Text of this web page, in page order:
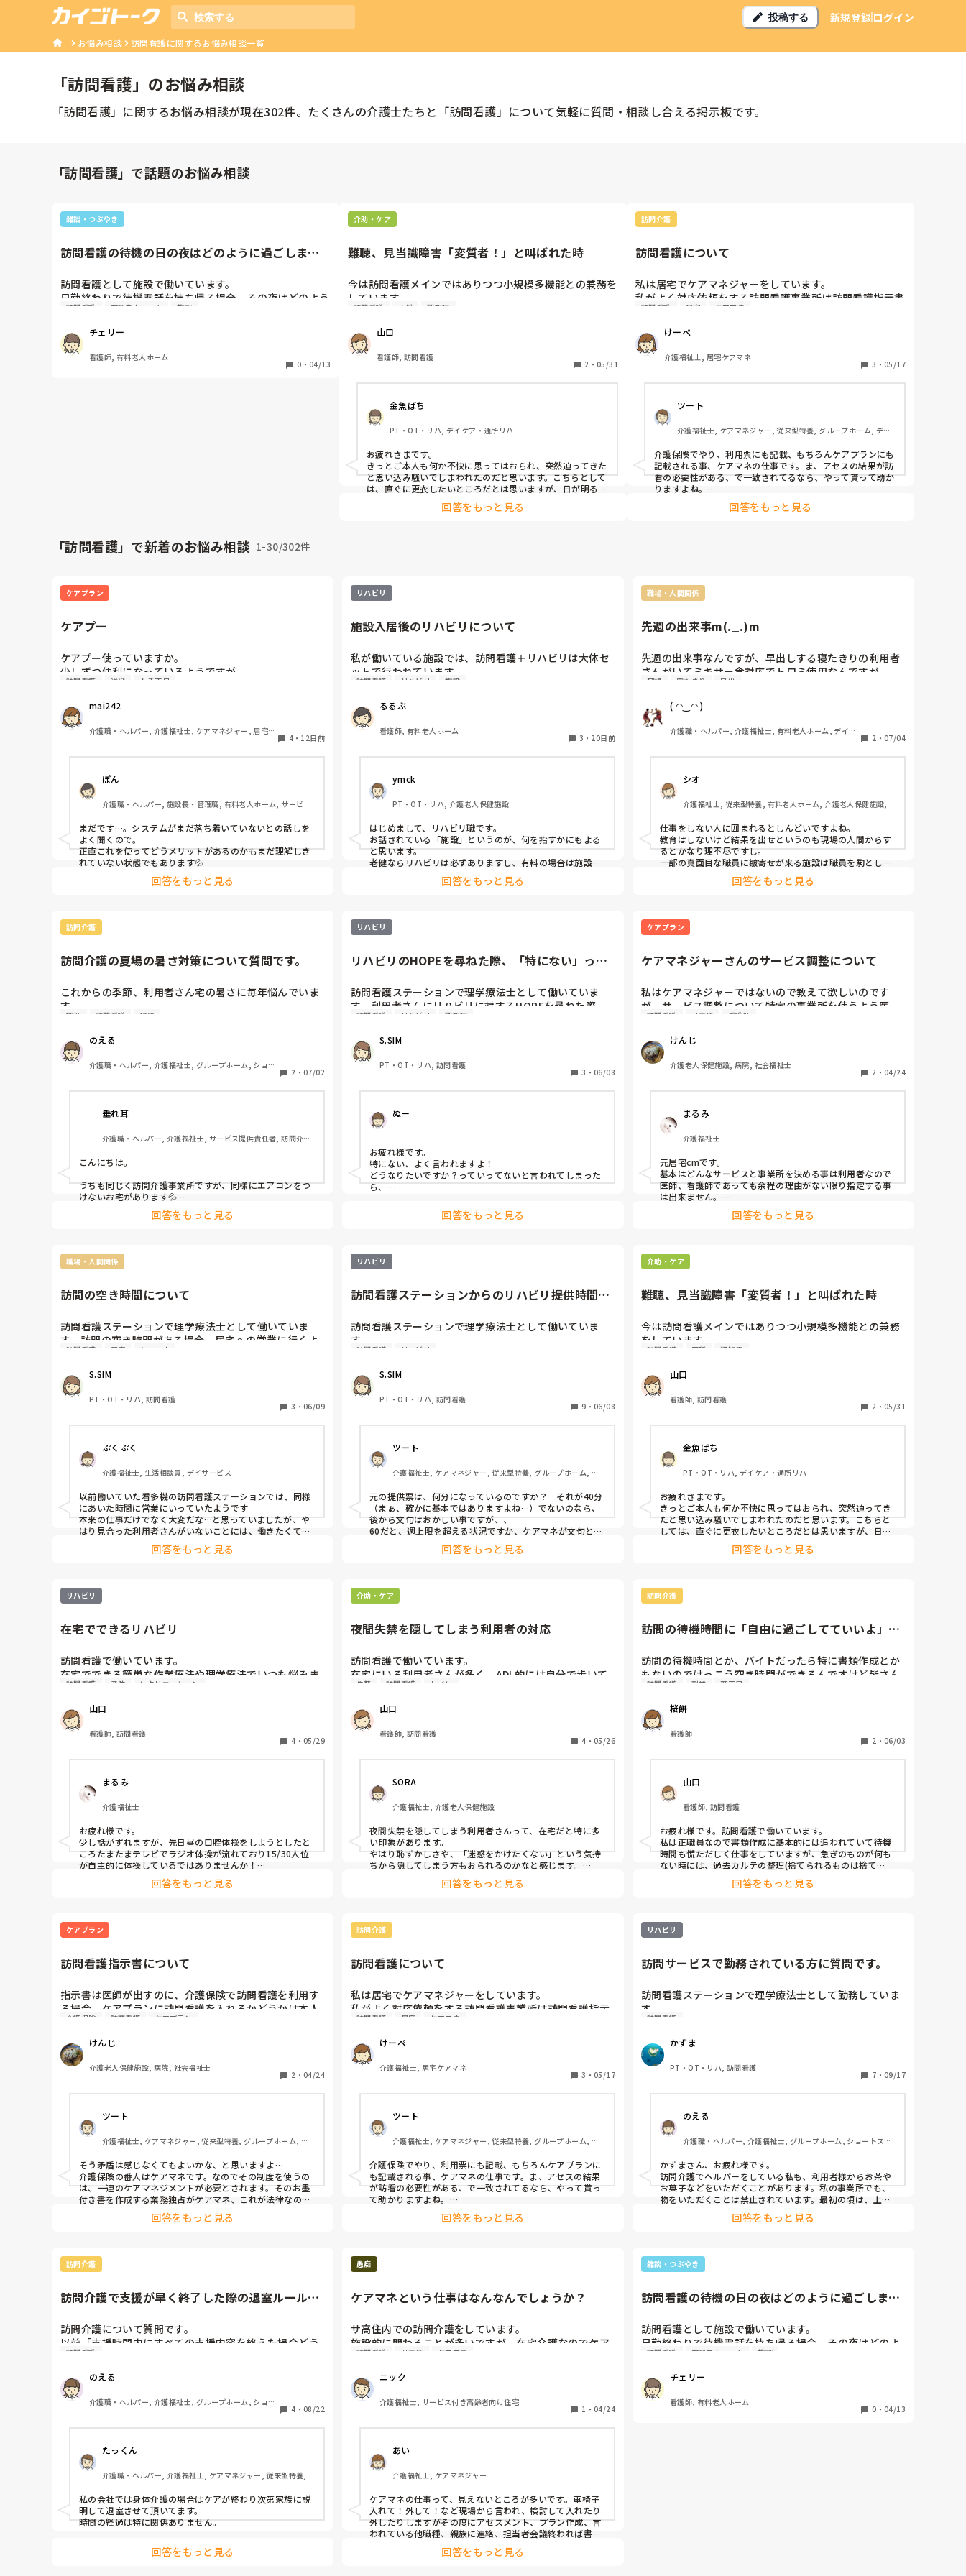
投稿する 新規登録ログイン
お悩み相談 訪問看護に関するお悩み相談一覧
「訪問看護」のお悩み相談
「訪問看護」に関するお悩み相談が現在302件。たくさんの介護士たちと「訪問看護」について気軽に質問・相談し合える掲示板です。
「訪問看護」で話題のお悩み相談
雑談・つぶやき
訪問看護の待機の日の夜はどのように過ごします
訪問看護として施設で働いています。
日勤終わりで待機電話を持ち帰る場合、その夜はどのよう
私はなるべくいつもより早くお風呂に入り、寝る準備をし
ますが、その時に限って呼び出しがありまたお風呂に入る
ということがあります。
訪問看護 有料老人ホーム 施設
チェリー
看護師, 有料老人ホーム
0 ・ 04/13
介助・ケア
難聴、見当識障害「変質者！」と叫ばれた時
今は訪問看護メインではありつつ小規模多機能との兼務を
しています。
夜勤中、見回りに行くと認知症の不穏の患者様が起きてし
まい、「変質者！」と騒がれました。
難聴で耳が遠く、部屋に入った瞬間に便臭がしており失禁
していることは明確でした。
な声で話さないと伝わらないため非常に困りました。
耳が遠く見当識障害ありでパニックになりやすい人の場
合、いくら基本は在宅の仕事といえど今後もあるだろうな
と思いもやっとします。
こういう人への対応はどうすると良いと思いますか？
訪問看護 不穏 認知症
山口
看護師, 訪問看護
2 ・ 05/31
金魚ばち
PT・OT・リハ, デイケア・通所リハ
お疲れさまです。
きっとご本人も何か不快に思ってはおられ、突然迫ってきた
と思い込み騒いでしまわれたのだと思います。こちらとして
は、直ぐに更衣したいところだとは思いますが、日が明るく
なるまで待つほうが、人の気配があることから、不安感も少
なくなるため、行動の誘導がしやすいと思います。
回答をもっと見る
訪問介護
訪問看護について
私は居宅でケアマネジャーをしています。
私がよく対応依頼をする訪問看護事業所は訪問看護指示書
本来はケアマネジャーが病院と連携し発行依頼するもので
訪問看護 居宅 ケアマネ
けーぺ
介護福祉士, 居宅ケアマネ
3 ・ 05/17
ツート
介護福祉士, ケアマネジャー, 従来型特養, グループホーム, デイ
介護保険でやり、利用票にも記載、もちろんケアプランにも
記載される事、ケアマネの仕事です。ま、アセスの結果が訪
看の必要性がある、で一致されてるなら、やって貰って助か
りますよね。
ただ、保険者は大丈夫なとこ＝市町村ですかね、、
ケアマネが、医師の意向確認して、のケアマネジメントの流
回答をもっと見る
「訪問看護」で新着のお悩み相談 1-30/302件
ケアプラン
ケアプー
ケアプー使っていますか。
少しずつ便利になっているようですが、
が、訪問看護や通所介護の送迎減算などでエラーが出ま
した。
訪問看護 送迎 人手不足
mai242
介護職・ヘルパー, 介護福祉士, ケアマネジャー, 居宅ケ
4・ 12日前
ぽん
介護職・ヘルパー, 施設長・管理職, 有料老人ホーム, サービス
祉関連, 障害者支援施設
まだです…。システムがまだ落ち着いていないとの話しを
よく聞くので。
正直これを使ってどうメリットがあるのかもまだ理解しき
れていない状態でもあります💦
回答をもっと見る
リハビリ
施設入居後のリハビリについて
私が働いている施設では、訪問看護＋リハビリは大体セ
ットで行われています。
持目的など違いますが、施設に入ったらリハビリを介入
しないことの方が多いのでしょうか？
ぜひ教えてください！
訪問看護 リハビリ 施設
るるぶ
看護師, 有料老人ホーム
3 ・ 20日前
ymck
PT・OT・リハ, 介護老人保健施設
はじめまして、リハビリ職です。
お話されている「施設」というのが、何を指すかにもよる
と思います。
老健ならリハビリは必ずありますし、有料の場合は施設に
よりけりかと思います。そもそも、施設入所の目的次第で
サービスを選ぶものだと思うので、それによってリハビリ
回答をもっと見る
職場・人間関係
先週の出来事m(._.)m
先週の出来事なんですが、早出しする寝たきりの利用者
さんがいてミキサー食対応でトロミ使用なんですが、
フが寝たきりの利用者のオムツ交換に入ろうと、居室に
行くと寝たきりの利用者がチアノーゼになっている。
ベッドは何故かフラットのままᕦ(ò_óˇ)ᕤ
慌てて訪看に連絡入れ事なきを得るᕦ(ò_óˇ)ᕤ
咽喉の奥にトロミがへばりついていたらしく吸引対応。
た本人はケロッとして、夜勤入りの私に申し送る
ᕦ(ò_óˇ)ᕤ
管理者は一切関係ないみたいですけどm(._.)m
当の本人は一切反省ないᕦ(ò_óˇ)ᕤ
ショート利用の認知症の利用者の対応を誤り不穏にさせ
る。娘さんが迎えに来て帰すと言う事を先月したのも
不問らしく、何でもありなんだと再認識するところだっ
社長の無駄話がやたら長い朝礼ᕦ(ò_óˇ)ᕤ
う事しかしてないから、ポンコツ管理者続々と誕生
ᕦ(ò_óˇ)ᕤ
お花畑の理想論で介護はできませんm(._.)m
理想 寝たきり 早出
( ◠‿◠ )
介護職・ヘルパー, 介護福祉士, 有料老人ホーム, デイサ
2 ・ 07/04
シオ
介護福祉士, 従来型特養, 有料老人ホーム, 介護老人保健施設,
設, 小規模多機能型居宅介護
仕事をしない人に囲まれるとしんどいですよね。
教育はしないけど結果を出せというのも現場の人間からす
るとかなり理不尽ですし。
一部の真面目な職員に皺寄せが来る施設は職員を駒として
しか見てないですよね😞回答をもっと見る
訪問介護
訪問介護の夏場の暑さ対策について質問です。
これからの季節、利用者さん宅の暑さに毎年悩んでいま
す。
エアコンをつけない利用者さんや、「ヘルパーがいる間
だけ」とつけてくださる方もいます。熱中症の危険があ
る時は声掛けをしてつけていただくこともありますが、
帰るとすぐ消してしまう方も少なくありません。
にはエアコンがなく、とても暑いお宅もあります。調理
にびっしょりになってしまうこともあります。
皆さんは、この時期どのように対応されていますか？
利用者さんへのエアコンの声掛けや、ご自身の暑さ対
策、調理支援中の工夫などがあれば教えていただきたい
調理 訪問看護 掃除
のえる
介護職・ヘルパー, 介護福祉士, グループホーム, ショー
2 ・ 07/02
垂れ耳
介護職・ヘルパー, 介護福祉士, サービス提供責任者, 訪問介護,
こんにちは。
うちも同じく訪問介護事業所ですが、同様にエアコンをつ
けないお宅があります💦
理由は色々ありますが、本人様が極度の寒がり・暑がり
いですね…
年のいわゆる酷暑日なんかにノーエアコンだと、共倒れす
るリスクがあるので、そういうときは「今、室内が〇度に
ねない」といった声かけをご利用者にしたうえで、エアコ
ンをつけさせていただきます。
替えくらいですね^^;
ちなみに自分は汗っかきなんで、夏場は汗ふきシートが欠
かせません(｀･ω･´)ｷﾘｯ
回答をもっと見る
リハビリ
リハビリのHOPEを尋ねた際、「特にない」って
訪問看護ステーションで理学療法士として働いていま
す。利用者さんにリハビリに対するHOPEを尋ねた際、
ています。
皆様は似た経験ありますでしょうか。ある方は、どのよ
うに対応されていますか？
ご意見いただけると幸いです。
訪問看護 リハビリ 認知症
S.SIM
PT・OT・リハ, 訪問看護
3 ・ 06/08
ぬー
お疲れ様です。
特にない、よく言われますよ！
どうなりたいですか？っていってないと言われてしまった
ら、
回答をもっと見る
ケアプラン
ケアマネジャーさんのサービス調整について
私はケアマネジャーではないので教えて欲しいのです
が、サービス調整について特定の事業所を使うよう医
サービス付き高齢者向け住宅での訪問看護の不適切利用
が一時期問題視され、今回の診療報酬改定でかなり細か
くなりましたね。
訪問看護 サ高住 看護師
けんじ
介護老人保健施設, 病院, 社会福祉士
2 ・ 04/24
まるみ
介護福祉士
元居宅cmです。
基本はどんなサービスと事業所を決める事は利用者なので
医師、看護師であっても余程の理由がない限り指定する事
は出来ません。
居宅cmの事業所も特定のサービス事業所に偏って依頼して
いる場合は80%超えると居宅支援事業所としての報酬から
回答をもっと見る
職場・人間関係
訪問の空き時間について
訪問看護ステーションで理学療法士として働いていま
す。訪問の空き時間がある場合、居宅への営業に行くよ
このような営業活動は、他の事業所でも行っているので
しょうか？
訪問看護 居宅 ケアマネ
S.SIM
PT・OT・リハ, 訪問看護
3 ・ 06/09
ぷくぷく
介護福祉士, 生活相談員, デイサービス
以前働いていた看多機の訪問看護ステーションでは、同様
にあいた時間に営業にいっていたようです
本来の仕事だけでなく大変だな…と思っていましたが、や
はり見合った利用者さんがいないことには、働きたくても
入るところがないとか赤字になるとか…あるかと思います
会社としても、あいてる時間なら少しでも…とあるのでは
回答をもっと見る
リハビリ
訪問看護ステーションからのリハビリ提供時間に
訪問看護ステーションで理学療法士として働いていま
す。
す。よくケアマネから、「他の所はどこも40分でリハビ
リやってるんですけどね」と言われますが、やはり40分
介入の所が多いのでしょうか？
たまに、「なんで60分もやるんだ」とケアマネから文句
皆さんの所はどうですか？
教えてください！
訪問看護 リハビリ
S.SIM
PT・OT・リハ, 訪問看護
9 ・ 06/08
ツート
介護福祉士, ケアマネジャー, 従来型特養, グループホーム, デ
元の提供票は、何分になっているのですか？　それが40分
（まぁ、確かに基本ではありますよね…）でないのなら、
後から文句はおかしい事ですが、、
60だと、週上限を超える状況ですか、ケアマネが文句と言
われているので…　リハ計画では、目標に向けての項目
は、何分で作成しておられますか？　それが本当に必要で
文句…こんな流れは事業所目線、ケアマネ視線両方から正
しくないですが…
回答をもっと見る
介助・ケア
難聴、見当識障害「変質者！」と叫ばれた時
今は訪問看護メインではありつつ小規模多機能との兼務
をしています。
夜勤中、見回りに行くと認知症の不穏の患者様が起きて
しまい、「変質者！」と騒がれました。
難聴で耳が遠く、部屋に入った瞬間に便臭がしており失
禁していることは明確でした。
きな声で話さないと伝わらないため非常に困りました。
耳が遠く見当識障害ありでパニックになりやすい人の場
合、いくら基本は在宅の仕事といえど今後もあるだろう
なと思いもやっとします。
こういう人への対応はどうすると良いと思いますか？
訪問看護 不穏 認知症
山口
看護師, 訪問看護
2 ・ 05/31
金魚ばち
PT・OT・リハ, デイケア・通所リハ
お疲れさまです。
きっとご本人も何か不快に思ってはおられ、突然迫ってき
たと思い込み騒いでしまわれたのだと思います。こちらと
しては、直ぐに更衣したいところだとは思いますが、日が
明るくなるまで待つほうが、人の気配があることから、不
安感も少なくなるため、行動の誘導がしやすいと思いま
可能だと思いますので、私が昔夜勤をしていたときは、朝
まで待ちました。
ともあります。
ご参考になれば幸いです。
回答をもっと見る
リハビリ
在宅でできるリハビリ
訪問看護で働いています。
在宅でできる簡単な作業療法や理学療法でいつも悩みま
一般的なパンフレットの転倒予防体操などは勧めていま
すがあまり関心を持ってもらえなかったり、「私には必
要ない」と実施してもらえなかったり・・・。
そしてそういう人に限って転倒しやすかったり、思わぬ
怪我につながりやすくなったりするんですよね。
宅だとやらないという人も結構いる気がします。
・歩けるけど転倒が増えた
・高齢で筋肉が落ちてきている
・認知症なし〜日常会話は問題ない程度の認知力
の利用者さんのリハビリ、何かアドバイスや案をくださ
い！
何か楽しんでできそうなレク性のあるものや訪問時だけ
でなく日頃から継続できそうなもの、ないですか？
訪問看護 予防 レクリエーション
山口
看護師, 訪問看護
4 ・ 05/29
まるみ
介護福祉士
お疲れ様です。
少し話がずれますが、先日昼の口腔体操をしようとしたと
ころたまたまテレビでラジオ体操が流れており15/30人位
が自主的に体操しているではありませんか！
ビックリでしたが良い事だと思ったので口腔体操を辞めま
るのも手かもしれませんよ。
回答をもっと見る
介助・ケア
夜間失禁を隠してしまう利用者の対応
訪問看護で働いています。
在宅にいる利用者さんが多く、ADL的には自分で歩いて
ですが、夜間失禁が増えた等で布団や衣類が汚れている
にも関わらずそれを隠して、異臭を放っている方が多数
います。
隠したい気持ちもわからなくはないですが、家の中がデ
ンジャラス宝探し状態です。
夫や声かけの仕方など、どうしたら良いでしょうか。
失禁 訪問看護 トイレ
山口
看護師, 訪問看護
4 ・ 05/26
SORA
介護福祉士, 介護老人保健施設
夜間失禁を隠してしまう利用者さんって、在宅だと特に多
い印象があります。
やはり恥ずかしさや、「迷惑をかけたくない」という気持
ちから隠してしまう方もおられるのかなと感じます。
私なら、最初から「臭っていますよ」「汚れていますよ」
と強く伝えるより、「最近夜間どうですか？困っているこ
また、失禁を責めるのではなく、「夜だけパッドを変えて
みませんか」「洗いやすい物に変えてみましょうか」な
らいやすい印象があります。
本当にデリケートな問題なので、信頼関係や声かけのタイ
回答をもっと見る
訪問介護
訪問の待機時間に「自由に過ごしてていいよ」は
訪問の待機時間とか、バイトだったら特に書類作成とか
もないのでけっこう空き時間ができるんですけど皆さん
何かありますかと聞いても「ゆっくりしててくれたらい
いよー」とか言われるんでスマホ見てたら別部署からク
レームが来たから気をつけてとか言われることがありま
注意されてるわけではなくて、あくまでも形式上みたい
そりスマホ見るのは構わないよ。うち暇なんだよね。」
といった感じでどうしたらいいのか困ります。
「あいついっつもステーションにいるじゃん」みたいな
感じで言われるんだと思いますが、訪問入ってないしバ
イトなんで職員用の鍵ももらえないんで自由に動けずス
テーションで待機するしかないんですよね。(ステーショ
ンを出るにもパスキーがいる所です)
参考書みたいな本を持ち込んだら多少違いますかね…。
最近は待機時間にも行程を入れてくれてたりするんです
が簡単な用事でそれもすぐに終わります。
訪問看護 副業 理不尽
桜餅
看護師
2 ・ 06/03
山口
看護師, 訪問看護
お疲れ様です。訪問看護で働いています。
私は正職員なので書類作成に基本的には追われていて待機
時間も慌ただしく仕事をしていますが、急ぎのものが何も
ない時には、過去カルテの整理(捨てられるものは捨て
る)、物品庫の整理(意外と期限切れとかがある)、掃除(消毒
など、嘔吐対策や感染対策グッズの整理点検も)、あとは調
訪問後の情報や記録の整理も受診の信情報提供に役立つこ
とがあるので、受け持ちの方ではなくても情報提供書にま
し送ることもあります。
待機用のファイルに修了した利用者さんの情報がまだ入っ
あとは一般的な体操やリハビリパンフレットなどを見つけ
て印刷しておくと他の方も使えていいかもしれません。
自分の仕事、ではなくステーションの仕事としてやること
参考になれば幸いです。
回答をもっと見る
ケアプラン
訪問看護指示書について
指示書は医師が出すのに、介護保険で訪問看護を利用す
る場合、ケアプランに訪問看護を入れるかどうかは本人
なんか矛盾を感じます。
介護保険 訪問看護 ケアプラン
けんじ
介護老人保健施設, 病院, 社会福祉士
2 ・ 04/24
ツート
介護福祉士, ケアマネジャー, 従来型特養, グループホーム, デ
そう矛盾は感じなくてもよいかな、と思いますよ…
介護保険の番人はケアマネです。なのでその制度を使うの
は、一連のケアマネジメントが必要とされます。そのお墨
付き書を作成する業務独占がケアマネ、これが法律なの
そして、ドクターの指示書を出してもらう、、これもケア
て下さるわけです。つまり、方向性＝ベクトルは同じで
す。
ース、また逆に医師はOKでも、ケアマネがまだ不要、また
は他のサービス利用が望ましいなどのアセスメント結果
ただ、基本は利用者様様の、ご家族の思いは、医師、ケア
マネともに尊重する事でよりよい業務上の利点も得られる
ので、わざわざ否定を先に考えるような事はしないです
しかし、何にでも例外はつきものですが、これは長くなり
ますから、指が疲れるので打てません…
回答をもっと見る
訪問介護
訪問看護について
私は居宅でケアマネジャーをしています。
私がよく対応依頼をする訪問看護事業所は訪問看護指示
本来はケアマネジャーが病院と連携し発行依頼するもの
訪問看護 居宅 ケアマネ
けーぺ
介護福祉士, 居宅ケアマネ
3 ・ 05/17
ツート
介護福祉士, ケアマネジャー, 従来型特養, グループホーム, デ
介護保険でやり、利用票にも記載、もちろんケアプランに
も記載される事、ケアマネの仕事です。ま、アセスの結果
が訪看の必要性がある、で一致されてるなら、やって貰っ
て助かりますよね。
ただ、保険者は大丈夫なとこ＝市町村ですかね、、
ケアマネが、医師の意向確認して、のケアマネジメントの
とは思いますが…
回答をもっと見る
リハビリ
訪問サービスで勤務されている方に質問です。
訪問看護ステーションで理学療法士として勤務していま
す。
用者様を担当しています。かなり厳格な方で、「いつも
助かってるから」と、毎回だしてくださります。
会社としてはいただくことはアウトのルールですが、毎
回準備してくださっているので、断る方が失礼で信頼関
係も壊れる原因になるかなと考えています。ましてや、
に準備してくださっています。
訪問サービスで勤務されている方で、同じような経験や
現在進行形で悩まれている方はいらっしゃいますか？
また、どのように対応していますか？
訪問看護
かずま
PT・OT・リハ, 訪問看護
7 ・ 09/17
のえる
介護職・ヘルパー, 介護福祉士, グループホーム, ショートステ
能型居宅介護
かずまさん、お疲れ様です。
訪問介護でヘルパーをしている私も、利用者様からお茶や
お菓子などをいただくことがあります。私の事業所でも、
物をいただくことは禁止されています。最初の頃は、上手
にお断りできずに悩むこともありました。「自分がもらっ
ていても、他のヘルパーは断っているのではないか？」
そこで上司に相談し、ヘルパー全体で物をいただくことが
NGであることを改めて会議で周知してもらいました。断り
あまり続くと利用停止になることもある、と少し強めにお
伝えしています。最初は不満を持たれる方もいましたが、
得してくださり、「お茶も出さなくてごめんね、でも決ま
りだもんね」と言ってくださることもあります。そのお気
持ちは嬉しいので、感謝の言葉を伝えつつ、角が立たない
職種は違いますが、私も同じように悩んでいたので、読ん
でいて思わず「わかる…！」と声に出してしまいました。
ぜひ参考になさってください。
回答をもっと見る
訪問介護
訪問介護で支援が早く終了した際の退室ルール、
訪問介護について質問です。
以前「支援時間内にすべての支援内容を終えた場合どう
回も関連してお聞きしたいことがあります。
先日、上司から「時間内に支援が終わった場合は、利用
者様に了承をいただければ退室してよい」と説明を受け
ました。ただし条件があり、たとえば身体介護60分であ
20分経過していればOK、とのことでした。
私はそのようなルールを知らなかったので正直驚きまし
た。
皆さんの事業所では、時間内に支援が終わった場合の対
応はどのようになっていますか？
訪問看護
のえる
介護職・ヘルパー, 介護福祉士, グループホーム, ショー
4 ・ 08/22
たっくん
介護職・ヘルパー, 介護福祉士, ケアマネジャー, 従来型特養,
私の会社では身体介護の場合はケアが終わり次第家族に説
明して退室させて頂いてます。
時間の経過は特に関係ありません。
回答をもっと見る
愚痴
ケアマネという仕事はなんなんでしょうか？
サ高住内での訪問介護をしています。
施設的に関わることが多いですが、在宅介護なのでケア
ません。本人が困っているからと言ってすぐに手を出し
てしまうと、本人も自分達も苦しめてしまいます。
・体調不良でデイサービスを休んだときに清潔ケアがで
きないがケアマネからは一切連絡はこないためこちらで
・転倒が続いたり建物管理の車椅子を貸すことが続いた
りしていることを伝えているが、なかなかレンタルに至
らないため、「車椅子が必要です」という連絡が必要
具体的指示をする段階まで明確なものならそもそも困ら
ない。
ケアマネは他職種に電話をするだけの人？と感じてしま
訪問看護 サ高住 ケアマネ
ニック
介護福祉士, サービス付き高齢者向け住宅
1 ・ 04/24
あい
介護福祉士, ケアマネジャー
ケアマネの仕事って、見えないところが多いです。車椅子
入れて！外して！など現場から言われ、検討して入れたり
外したりしますがその度にアセスメント、プラン作成、言
われている他職種、親族に連絡、担当者会議終われば書類
作成ですが、実際やってみればそれだけでも何日もかかり
ます。他にも仕事があれば、どんどん仕事が溜まっていき
回答をもっと見る
雑談・つぶやき
訪問看護の待機の日の夜はどのように過ごします
訪問看護として施設で働いています。
日勤終わりで待機電話を持ち帰る場合、その夜はどのよ
私はなるべくいつもより早くお風呂に入り、寝る準備を
しますが、その時に限って呼び出しがありまたお風呂に
入るということがあります。
訪問看護 有料老人ホーム 施設
チェリー
看護師, 有料老人ホーム
0 ・ 04/13